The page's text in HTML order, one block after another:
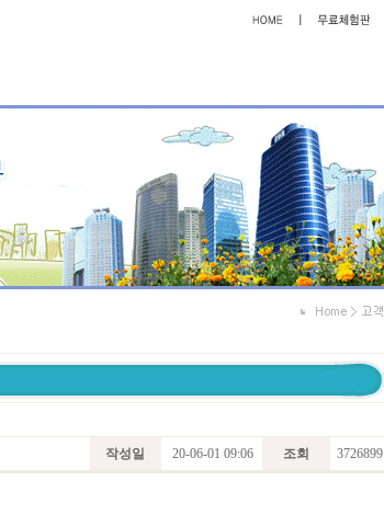
작성일 20-06-01 09:06 조회 3726899